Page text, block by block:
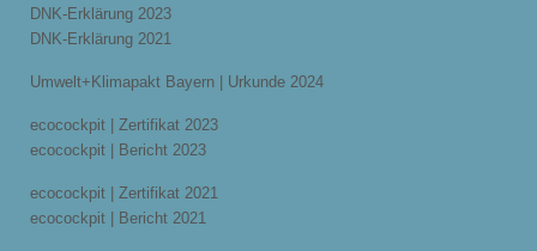
DNK-Erklärung 2023
DNK-Erklärung 2021
Umwelt+Klimapakt Bayern | Urkunde 2024
ecocockpit | Zertifikat 2023
ecocockpit | Bericht 2023
ecocockpit | Zertifikat 2021
ecocockpit | Bericht 2021